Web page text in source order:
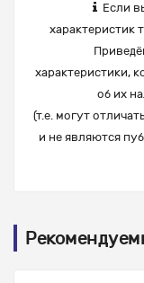
Если
характеристик
характеристики,
об их
(т.е. могут
и не являются